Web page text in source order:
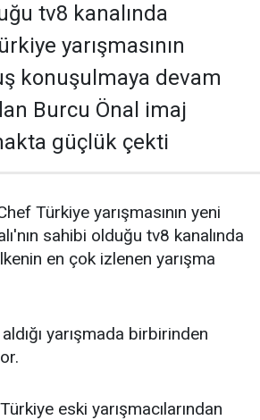
tv8 kanalında
yarışmasının
konuşulmaya devam
Burcu Önal imaj
güçlük çekti
Türkiye yarışmasının yeni
sahibi olduğu tv8 kanalında
en çok izlenen yarışma
yarışmada birbirinden
eski yarışmacılarından